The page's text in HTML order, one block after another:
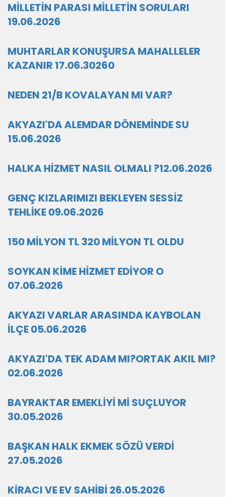
MİLLETİN PARASI MİLLETİN SORULARI
19.06.2026
MUHTARLAR KONUŞURSA MAHALLELER
KAZANIR 17.06.30260
NEDEN 21/B KOVALAYAN MI VAR?
AKYAZI'DA ALEMDAR DÖNEMİNDE SU
15.06.2026
HALKA HİZMET NASIL OLMALI ?12.06.2026
GENÇ KIZLARIMIZI BEKLEYEN SESSİZ
TEHLİKE 09.06.2026
150 MİLYON TL 320 MİLYON TL OLDU
SOYKAN KİME HİZMET EDİYOR O
07.06.2026
AKYAZI VARLAR ARASINDA KAYBOLAN
İLÇE 05.06.2026
AKYAZI'DA TEK ADAM MI?ORTAK AKIL MI?
02.06.2026
BAYRAKTAR EMEKLİYİ Mİ SUÇLUYOR
30.05.2026
BAŞKAN HALK EKMEK SÖZÜ VERDİ
27.05.2026
KİRACI VE EV SAHİBİ 26.05.2026